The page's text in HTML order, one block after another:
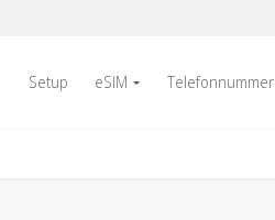
Setup eSIM Telefonnummer